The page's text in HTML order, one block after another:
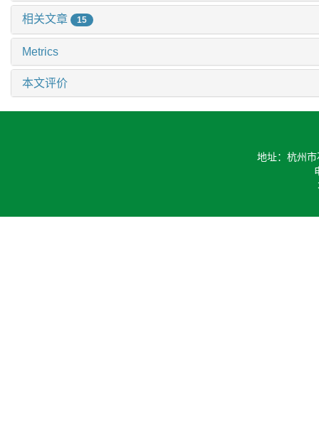
相关文章 15
Metrics
本文评价
地址：杭州